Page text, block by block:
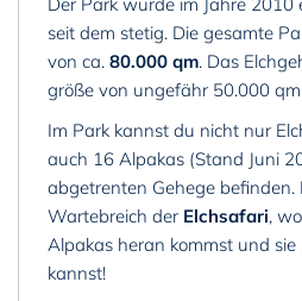
seit dem stetig. Die gesamte
von ca. 80.000 qm. Das
größe von ungefähr 50.000 qm.
Im Park kannst du nicht nur
auch 16 Alpakas (Stand Juni
abgetrenten Gehege befinden.
Wartebreich der Elchsafari,
Alpakas heran kommst und sie
kannst!